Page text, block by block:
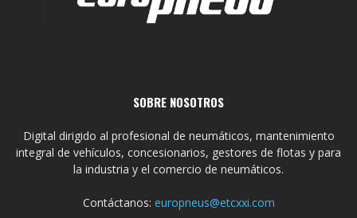
SOBRE NOSOTROS
Digital dirigido al profesional de neumáticos, mantenimiento
integral de vehículos, concesionarios, gestores de flotas y para
la industria y el comercio de neumáticos.
Contáctanos: europneus@etcxxi.com